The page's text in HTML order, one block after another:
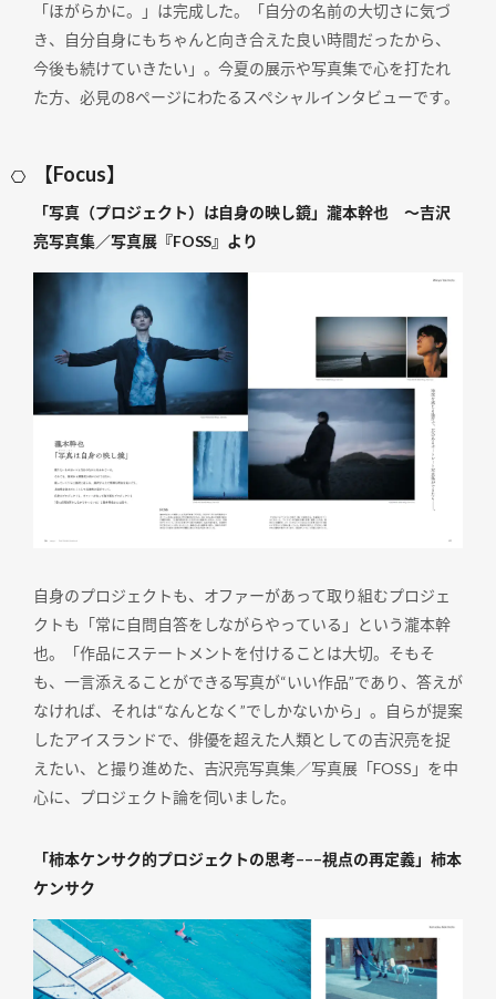
「ほがらかに。」は完成した。「自分の名前の大切さに気づ
き、自分自身にもちゃんと向き合えた良い時間だったから、
今後も続けていきたい」。今夏の展示や写真集で心を打たれ
た方、必見の8ページにわたるスペシャルインタビューです。
【Focus】
「写真（プロジェクト）は自身の映し鏡」瀧本幹也 ～吉沢
亮写真集／写真展『FOSS』より
自身のプロジェクトも、オファーがあって取り組むプロジェ
クトも「常に自問自答をしながらやっている」という瀧本幹
也。「作品にステートメントを付けることは大切。そもそ
も、一言添えることができる写真が“いい作品”であり、答えが
なければ、それは“なんとなく”でしかないから」。自らが提案
したアイスランドで、俳優を超えた人類としての吉沢亮を捉
えたい、と撮り進めた、吉沢亮写真集／写真展「FOSS」を中
心に、プロジェクト論を伺いました。
「柿本ケンサク的プロジェクトの思考–––視点の再定義」柿本
ケンサク